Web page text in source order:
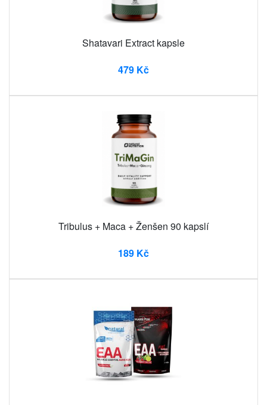
Shatavari Extract kapsle
479 Kč
Tribulus + Maca + Ženšen 90 kapslí
189 Kč